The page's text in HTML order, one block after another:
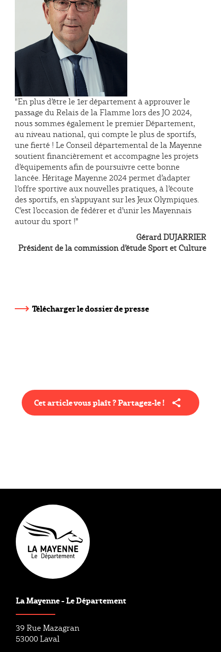
"En plus d’être le 1er département à approuver le
passage du Relais de la Flamme lors des JO 2024,
nous sommes également le premier Département,
au niveau national, qui compte le plus de sportifs,
une fierté ! Le Conseil départemental de la Mayenne
soutient financièrement et accompagne les projets
d’équipements afin de poursuivre cette bonne
lancée. Héritage Mayenne 2024 permet d’adapter
l’offre sportive aux nouvelles pratiques, à l’écoute
des sportifs, en s’appuyant sur les Jeux Olympiques.
C’est l’occasion de fédérer et d’unir les Mayennais
autour du sport !"
Gérard DUJARRIER
Président de la commission d’étude Sport et Culture
Télécharger le dossier de presse
Cet article vous plaît ? Partagez-le !
La Mayenne - Le Département
39 Rue Mazagran
53000 Laval